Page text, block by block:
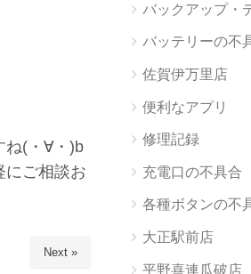
ね(・∀・)b
にご相談お
Next »
バックアップ・
バッテリーの不
佐賀伊万里店
便利なアプリ
修理記録
充電口の不具合
各種ボタンの不
大正駅前店
平野喜連瓜破店